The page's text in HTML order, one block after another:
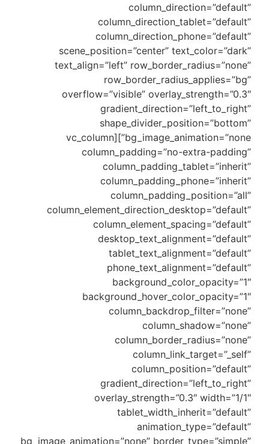
column_direction=”default”
column_direction_tablet=”default”
column_direction_phone=”default”
scene_position=”center” text_color=”dark”
text_align=”left” row_border_radius=”none”
row_border_radius_applies=”bg”
overflow=”visible” overlay_strength=”0.3″
gradient_direction=”left_to_right”
shape_divider_position=”bottom”
bg_image_animation=”none”][vc_column
column_padding=”no-extra-padding”
column_padding_tablet=”inherit”
column_padding_phone=”inherit”
column_padding_position=”all”
column_element_direction_desktop=”default”
column_element_spacing=”default”
desktop_text_alignment=”default”
tablet_text_alignment=”default”
phone_text_alignment=”default”
background_color_opacity=”1″
background_hover_color_opacity=”1″
column_backdrop_filter=”none”
column_shadow=”none”
column_border_radius=”none”
column_link_target=”_self”
column_position=”default”
gradient_direction=”left_to_right”
overlay_strength=”0.3″ width=”1/1″
tablet_width_inherit=”default”
animation_type=”default”
bg_image_animation=”none” border_type=”simple”